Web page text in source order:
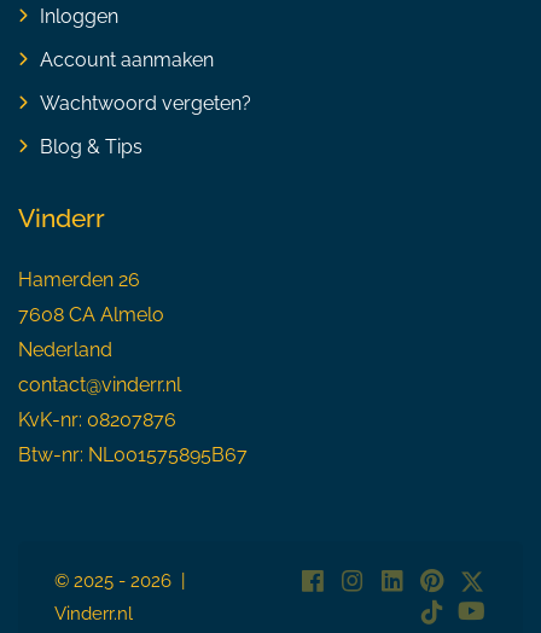
Inloggen
Account aanmaken
Wachtwoord vergeten?
Blog & Tips
Vinderr
Hamerden 26
7608 CA Almelo
Nederland
contact@vinderr.nl
KvK-nr: 08207876
Btw-nr: NL001575895B67
© 2025 - 2026 |
Vinderr.nl